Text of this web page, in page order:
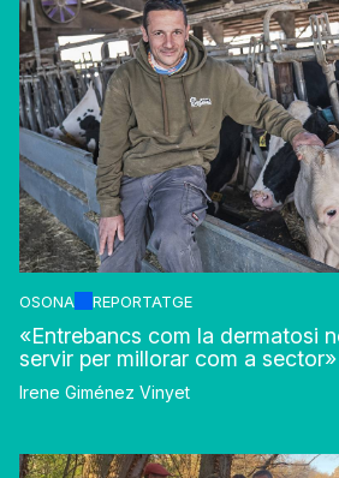
OSONA REPORTATGE
«Entrebancs com la dermatosi
servir per millorar com a sector»
Irene Giménez Vinyet